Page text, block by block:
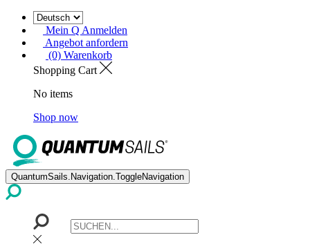
Mein Q Anmelden
Angebot anfordern
(0) Warenkorb
Shopping Cart
No items
Shop now
QuantumSails.Navigation.ToggleNavigation